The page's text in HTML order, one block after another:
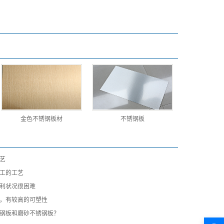
金色不锈钢板材 不锈钢板
的工艺
状况很困难
有较高的可塑性
板和磨砂不锈钢板？